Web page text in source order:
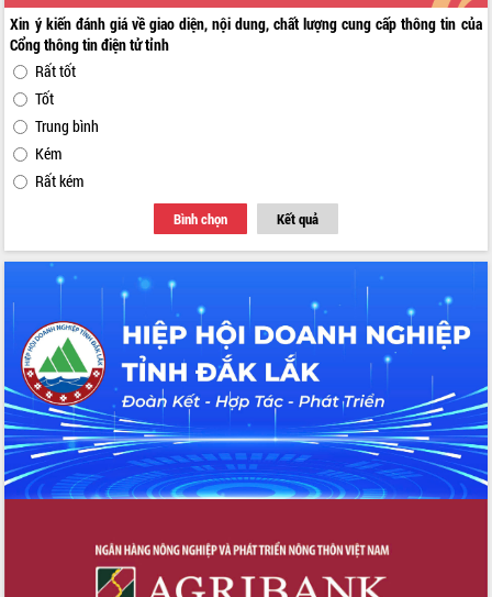
Xin ý kiến đánh giá về giao diện, nội dung, chất lượng cung cấp thông tin của
Cổng thông tin điện tử tỉnh
Rất tốt
Tốt
Trung bình
Kém
Rất kém
Bình chọn Kết quả